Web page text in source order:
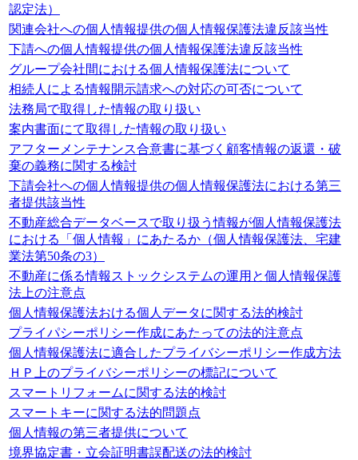
認定法）
関連会社への個人情報提供の個人情報保護法違反該当性
下請への個人情報提供の個人情報保護法違反該当性
グループ会社間における個人情報保護法について
相続人による情報開示請求への対応の可否について
法務局で取得した情報の取り扱い
案内書面にて取得した情報の取り扱い
アフターメンテナンス合意書に基づく顧客情報の返還・破
棄の義務に関する検討
下請会社への個人情報提供の個人情報保護法における第三
者提供該当性
不動産総合データベースで取り扱う情報が個人情報保護法
における「個人情報」にあたるか（個人情報保護法、宅建
業法第50条の3）
不動産に係る情報ストックシステムの運用と個人情報保護
法上の注意点
個人情報保護法おける個人データに関する法的検討
プライパシーポリシー作成にあたっての法的注意点
個人情報保護法に適合したプライバシーポリシー作成方法
ＨＰ上のプライバシーポリシーの標記について
スマートリフォームに関する法的検討
スマートキーに関する法的問題点
個人情報の第三者提供について
境界協定書・立会証明書誤配送の法的検討